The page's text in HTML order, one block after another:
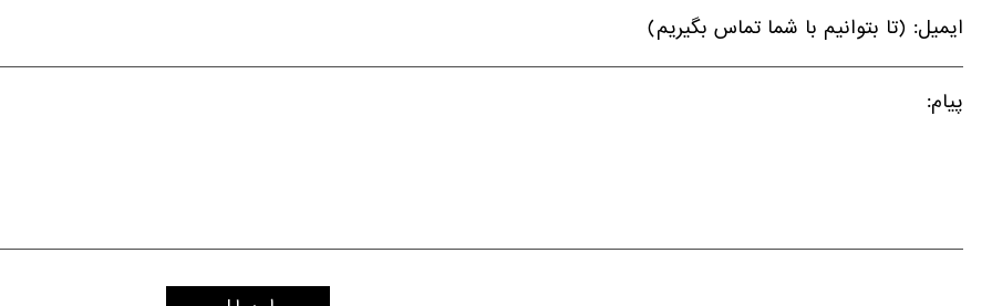
ایمیل: (تا بتوانیم با شما تماس بگیریم)
پیام: